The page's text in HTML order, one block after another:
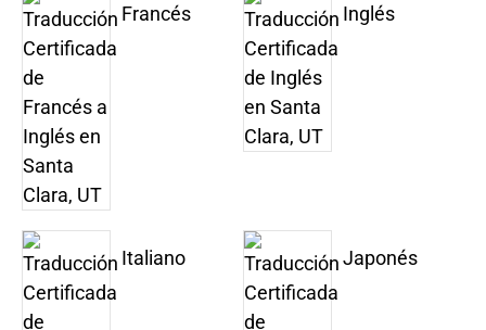
Francés Inglés
Italiano Japonés